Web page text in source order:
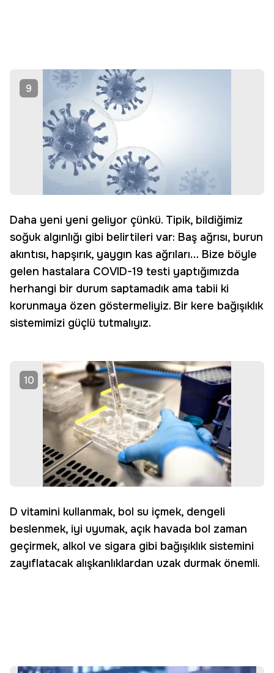
9
Daha yeni yeni geliyor çünkü. Tipik, bildiğimiz
soğuk algınlığı gibi belirtileri var: Baş ağrısı, burun
akıntısı, hapşırık, yaygın kas ağrıları… Bize böyle
gelen hastalara COVID-19 testi yaptığımızda
herhangi bir durum saptamadık ama tabii ki
korunmaya özen göstermeliyiz. Bir kere bağışıklık
sistemimizi güçlü tutmalıyız.
10
D vitamini kullanmak, bol su içmek, dengeli
beslenmek, iyi uyumak, açık havada bol zaman
geçirmek, alkol ve sigara gibi bağışıklık sistemini
zayıflatacak alışkanlıklardan uzak durmak önemli.